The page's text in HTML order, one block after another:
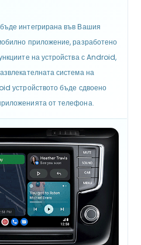
интегрирана във Вашия
приложение, разработено
на устройства с Android,
система на
устройството бъде сдвоено
от телефона.